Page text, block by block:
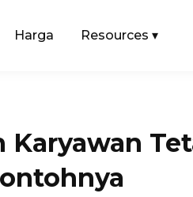
Harga Resources ▾
Karyawan